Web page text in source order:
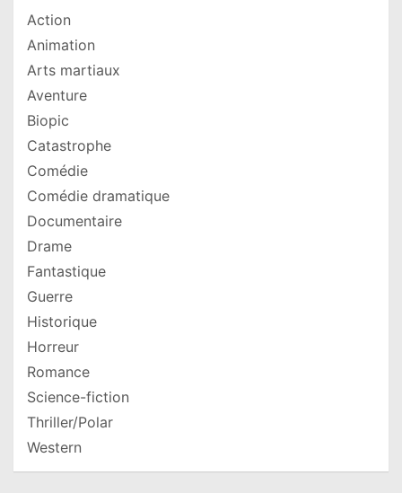
Action
Animation
Arts martiaux
Aventure
Biopic
Catastrophe
Comédie
Comédie dramatique
Documentaire
Drame
Fantastique
Guerre
Historique
Horreur
Romance
Science-fiction
Thriller/Polar
Western